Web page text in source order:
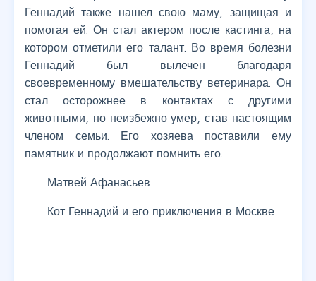
Геннадий также нашел свою маму, защищая и
помогая ей. Он стал актером после кастинга, на
котором отметили его талант. Во время болезни
Геннадий был вылечен благодаря
своевременному вмешательству ветеринара. Он
стал осторожнее в контактах с другими
животными, но неизбежно умер, став настоящим
членом семьи. Его хозяева поставили ему
памятник и продолжают помнить его.
Матвей Афанасьев
Кот Геннадий и его приключения в Москве